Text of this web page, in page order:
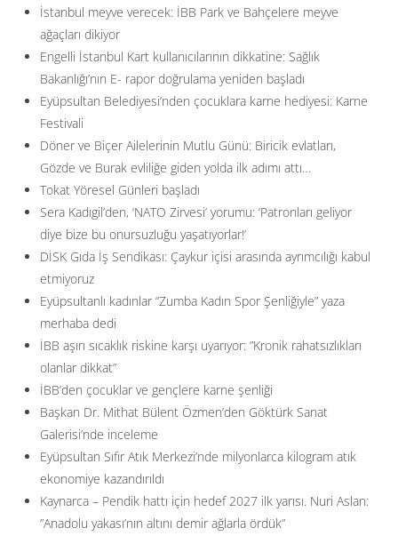
İstanbul meyve verecek: İBB Park ve Bahçelere meyve
ağaçları dikiyor
Engelli İstanbul Kart kullanıcılarının dikkatine: Sağlık
Bakanlığı’nın E- rapor doğrulama yeniden başladı
Eyüpsultan Belediyesi’nden çocuklara karne hediyesi: Karne
Festivali
Döner ve Biçer Ailelerinin Mutlu Günü: Biricik evlatları,
Gözde ve Burak evliliğe giden yolda ilk adımı attı…
Tokat Yöresel Günleri başladı
Sera Kadıgil’den, ‘NATO Zirvesi’ yorumu: ‘Patronları geliyor
diye bize bu onursuzluğu yaşatıyorlar!’
DİSK Gıda İş Sendikası: Çaykur içisi arasında ayrımcılığı kabul
etmiyoruz
Eyüpsultanlı kadınlar “Zumba Kadın Spor Şenliğiyle” yaza
merhaba dedi
İBB aşırı sıcaklık riskine karşı uyarıyor: ”Kronik rahatsızlıkları
olanlar dikkat”
İBB’den çocuklar ve gençlere karne şenliği
Başkan Dr. Mithat Bülent Özmen’den Göktürk Sanat
Galerisi’nde inceleme
Eyüpsultan Sıfır Atık Merkezi’nde milyonlarca kilogram atık
ekonomiye kazandırıldı
Kaynarca – Pendik hattı için hedef 2027 ilk yarısı. Nuri Aslan:
”Anadolu yakası’nın altını demir ağlarla ördük”